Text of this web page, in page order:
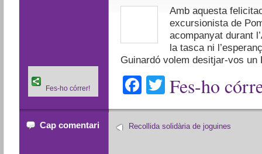
Amb aquesta
excursionista de
acompanyat durant
la tasca ni
Guinardó volem desitjar-vos un
Facebook
Twitter
Fes-ho
Fes-ho córrer!
Cap comentari Recollida solidària de joguines